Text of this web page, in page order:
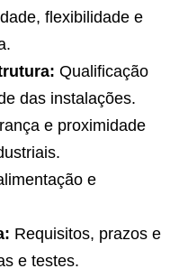
flexibilidade e
Qualificação
das instalações.
e proximidade
e
Requisitos, prazos e
e testes.